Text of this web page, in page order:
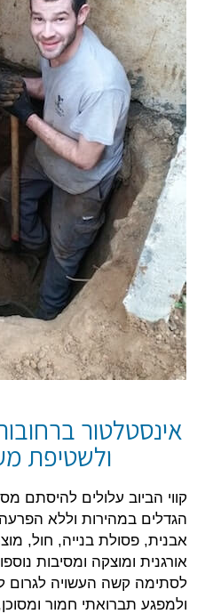
אינסטלטור
ולשטיפת
קווי הביוב עלולים להיסתם
הגדלים במהירות וללא
אבנית, פסולת בנייה, חול,
אורגנית ומוצקה ומסיבות
לסתימה קשה העשויה לגרום
ולמפגע תברואתי חמור